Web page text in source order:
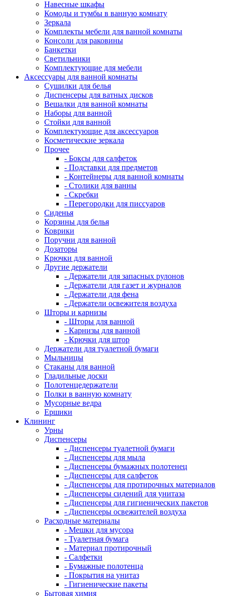
Навесные шкафы
Комоды и тумбы в ванную комнату
Зеркала
Комплекты мебели для ванной комнаты
Консоли для раковины
Банкетки
Светильники
Комплектующие для мебели
Аксессуары для ванной комнаты
Сушилки для белья
Диспенсеры для ватных дисков
Вешалки для ванной комнаты
Наборы для ванной
Стойки для ванной
Комплектующие для аксессуаров
Косметические зеркала
Прочее
- Боксы для салфеток
- Подставки для предметов
- Контейнеры для ванной комнаты
- Столики для ванны
- Скребки
- Перегородки для писсуаров
Сиденья
Корзины для белья
Коврики
Поручни для ванной
Дозаторы
Крючки для ванной
Другие держатели
- Держатели для запасных рулонов
- Держатели для газет и журналов
- Держатели для фена
- Держатели освежителя воздуха
Шторы и карнизы
- Шторы для ванной
- Карнизы для ванной
- Крючки для штор
Держатели для туалетной бумаги
Мыльницы
Стаканы для ванной
Гладильные доски
Полотенцедержатели
Полки в ванную комнату
Мусорные ведра
Ершики
Клининг
Урны
Диспенсеры
- Диспенсеры туалетной бумаги
- Диспенсеры для мыла
- Диспенсеры бумажных полотенец
- Диспенсеры для салфеток
- Диспенсеры для протирочных материалов
- Диспенсеры сидений для унитаза
- Диспенсеры для гигиенических пакетов
- Диспенсеры освежителей воздуха
Расходные материалы
- Мешки для мусора
- Туалетная бумага
- Материал протирочный
- Салфетки
- Бумажные полотенца
- Покрытия на унитаз
- Гигиенические пакеты
Бытовая химия